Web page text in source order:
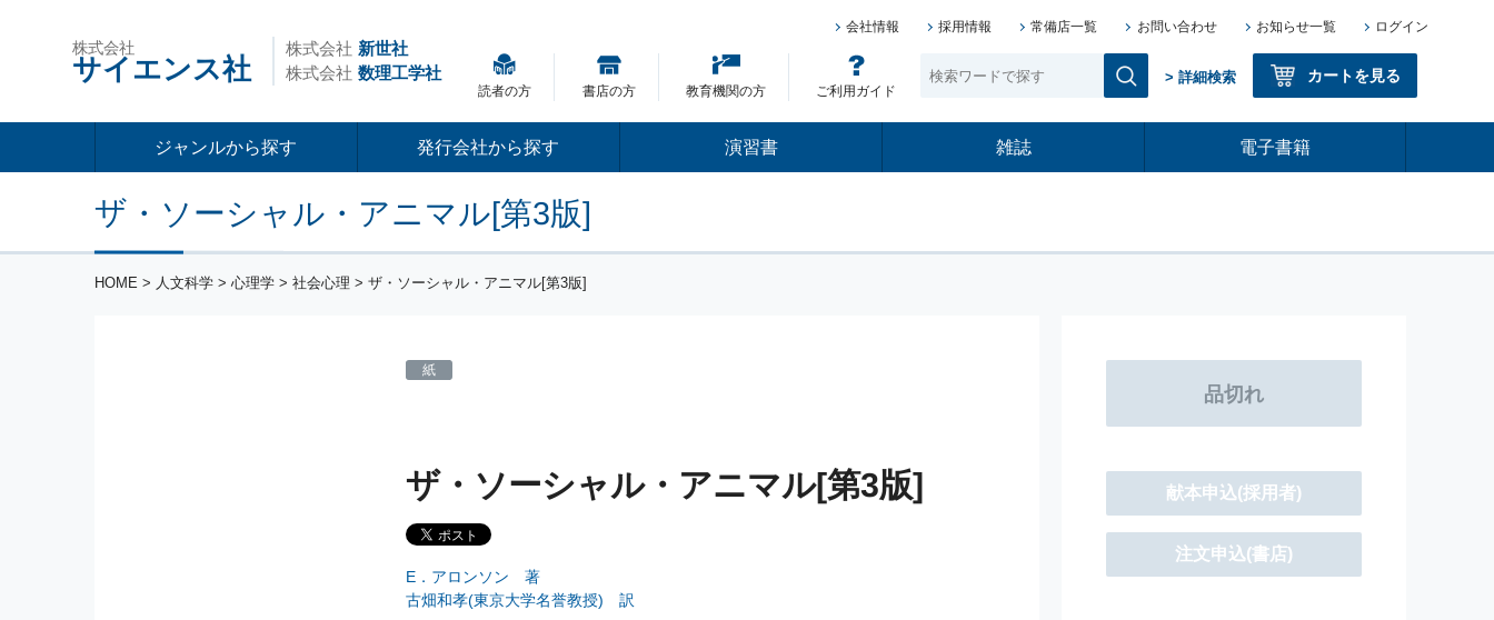
株式会社
サイエンス社
株式会社 新世社
株式会社 数理工学社
会社情報 採用情報 常備店一覧 お問い合わせ お知らせ一覧 ログイン
読者の方 書店の方 教育機関の方 ご利用ガイド
> 詳細検索 カートを見る
ジャンルから探す 発行会社から探す 演習書 雑誌 電子書籍
ザ・ソーシャル・アニマル[第3版]
HOME > 人文科学 > 心理学 > 社会心理 > ザ・ソーシャル・アニマル[第3版]
紙
ザ・ソーシャル・アニマル[第3版]
E．アロンソン 著
古畑和孝(東京大学名誉教授) 訳
献本申込(採用者)
注文申込(書店)